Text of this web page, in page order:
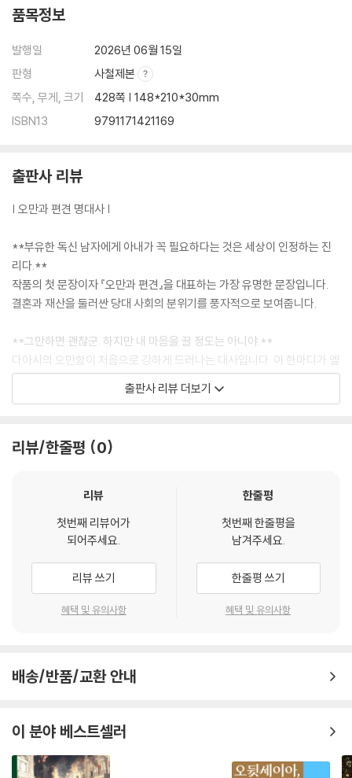
품목정보
발행일
2026년 06월 15일
판형
사철제본
쪽수, 무게, 크기
428쪽 | 148*210*30mm
ISBN13
9791171421169
출판사 리뷰
| 오만과 편견 명대사 |
**부유한 독신 남자에게 아내가 꼭 필요하다는 것은 세상이 인정하는 진
리다.**
작품의 첫 문장이자 『오만과 편견』을 대표하는 가장 유명한 문장입니다.
결혼과 재산을 둘러싼 당대 사회의 분위기를 풍자적으로 보여줍니다.
**그만하면 괜찮군. 하지만 내 마음을 끌 정도는 아니야.**
다아시의 오만함이 처음으로 강하게 드러나는 대사입니다. 이 한마디가 엘
리자베스의 편견을 낳고, 두 사람의 갈등이 시작됩니다.
작품 제목의 핵심인 ‘오만’을 직접 설명하는 문장입니다. 인물들의 말과 행
사랑을 계산이나 조건이 아니라 자연스러운 감정의 흐름으로 바라보는 문
장입니다. 부드러운 분위기의 인용문으로 좋습니다.
**결혼의 행복이란 전적으로 운이니까.**
**전 웃는 걸 정말 좋아하기 때문에 그런 사람이 많으면 아주 손해거든요.
스의 주인공이 아니라, 세상을 비판적으로 바라보는 인물임을 잘 보여줍니
다.
출판사 리뷰 더보기
리뷰/한줄평 0
리뷰
첫번째 리뷰어가
되어주세요.
리뷰 쓰기
혜택 및 유의사항
한줄평
첫번째 한줄평을
남겨주세요.
한줄평 쓰기
혜택 및 유의사항
배송/반품/교환 안내
이 분야 베스트셀러